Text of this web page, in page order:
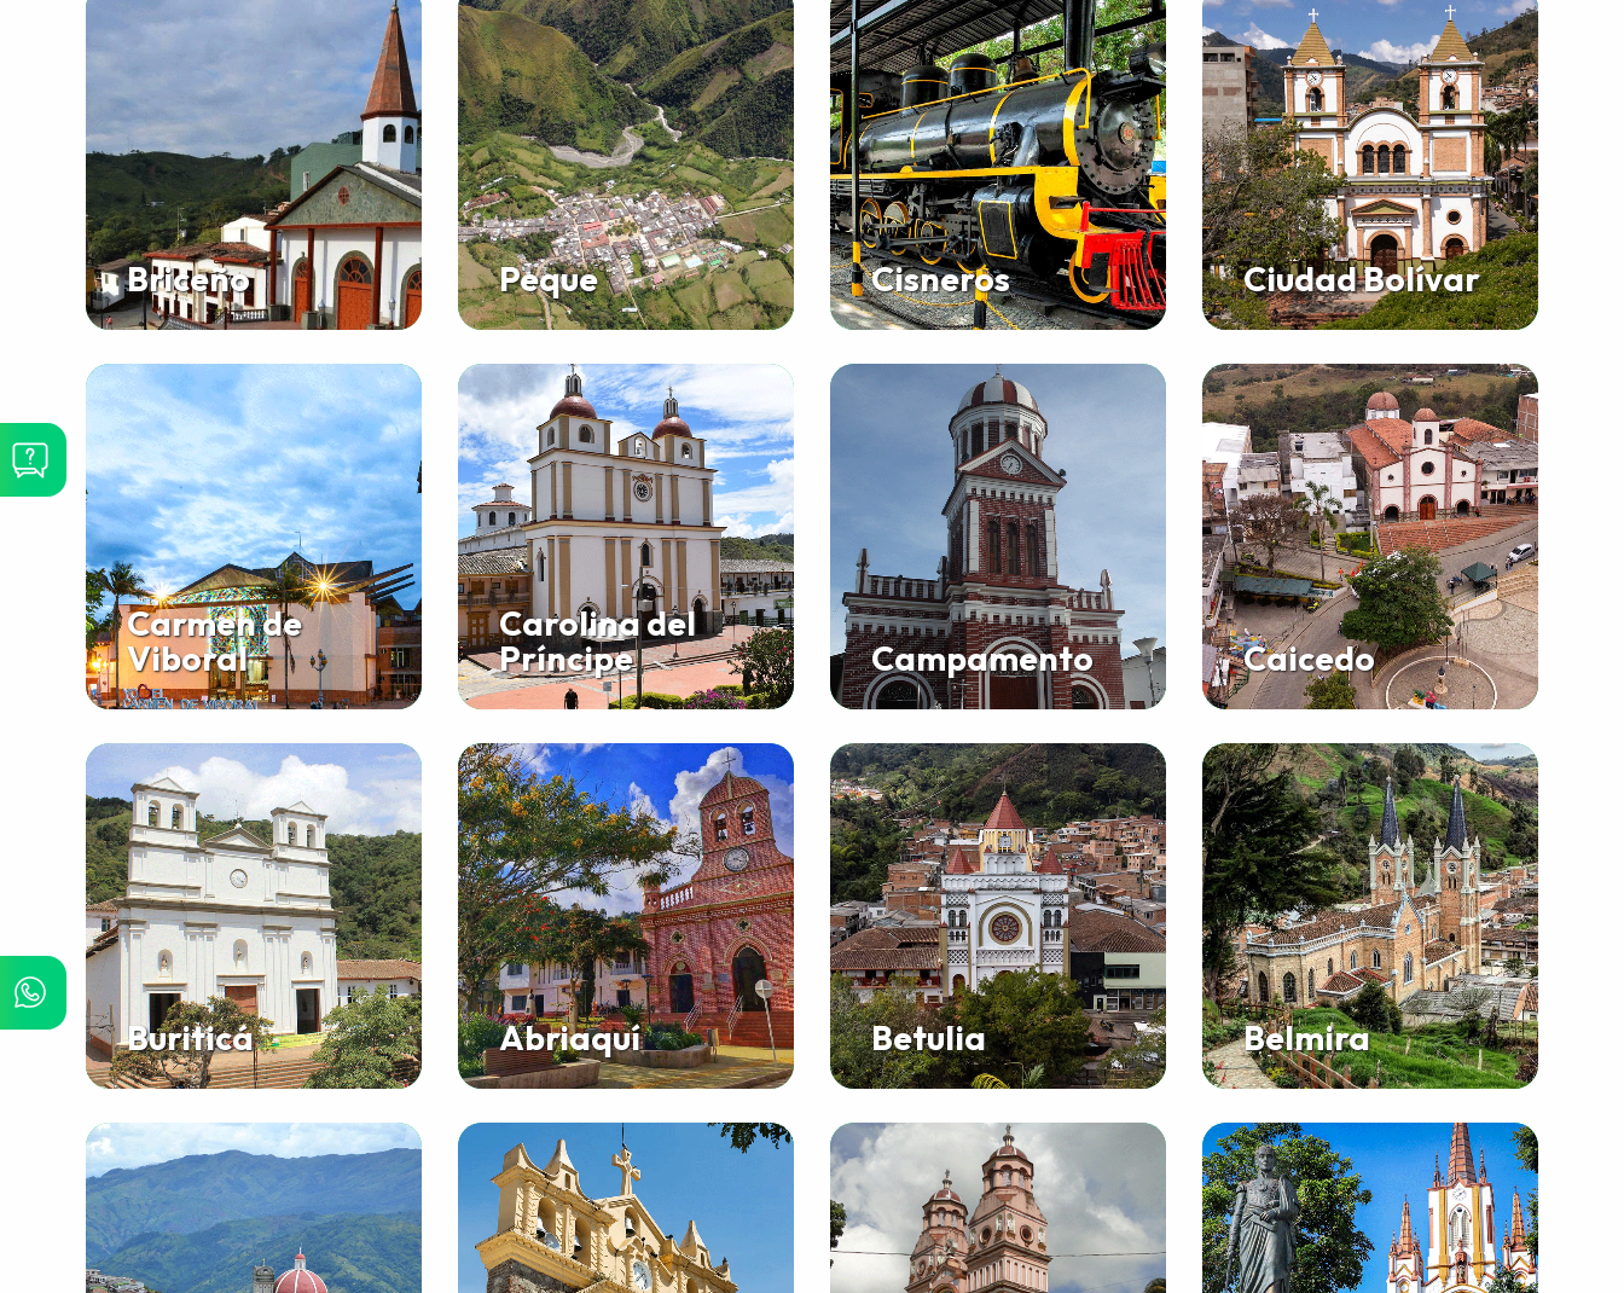
Briceño Peque Cisneros Ciudad Bolívar
Carmen de
Viboral
Carolina del
Príncipe
Campamento Caicedo
Buriticá Abriaquí Betulia Belmira